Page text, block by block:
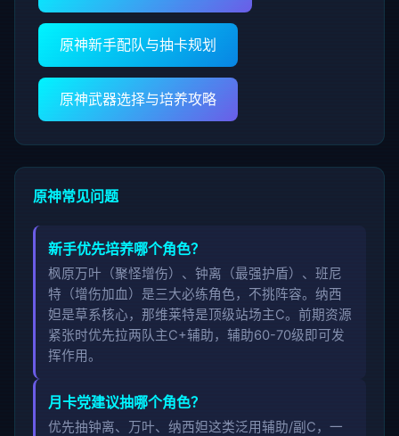
原神新手配队与抽卡规划
原神武器选择与培养攻略
原神常见问题
新手优先培养哪个角色？
枫原万叶（聚怪增伤）、钟离（最强护盾）、班尼
特（增伤加血）是三大必练角色，不挑阵容。纳西
妲是草系核心，那维莱特是顶级站场主C。前期资源
紧张时优先拉两队主C+辅助，辅助60-70级即可发
挥作用。
月卡党建议抽哪个角色？
优先抽钟离、万叶、纳西妲这类泛用辅助/副C，一